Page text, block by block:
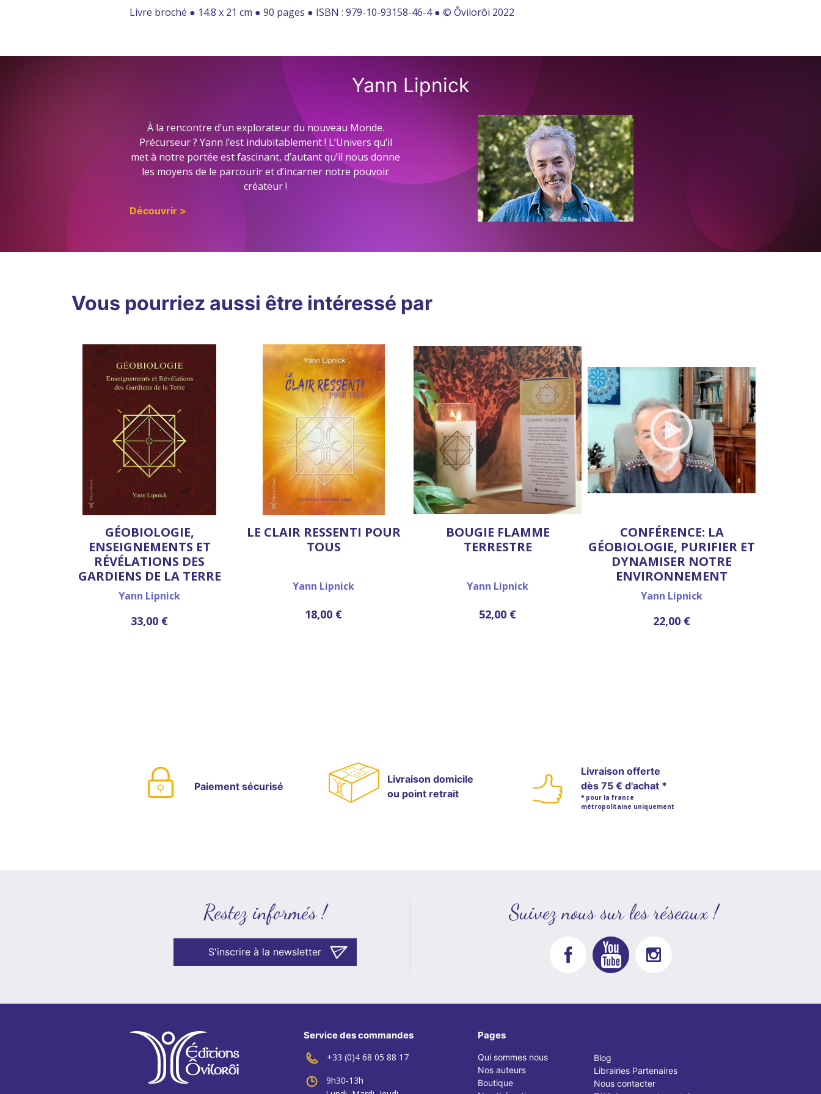
Livre broché ● 14.8 x 21 cm ● 90 pages ● ISBN : 979-10-93158-46-4 ● © Ôvilorôi 2022
Yann Lipnick
À la rencontre d’un explorateur du nouveau Monde.
Précurseur ? Yann l’est indubitablement ! L’Univers qu’il
met à notre portée est fascinant, d’autant qu’il nous donne
les moyens de le parcourir et d’incarner notre pouvoir
créateur !
Découvrir >
Vous pourriez aussi être intéressé par
GÉOBIOLOGIE,
ENSEIGNEMENTS ET
RÉVÉLATIONS DES
GARDIENS DE LA TERRE
Yann Lipnick
33,00 €
LE CLAIR RESSENTI POUR
TOUS
Yann Lipnick
18,00 €
BOUGIE FLAMME
TERRESTRE
Yann Lipnick
52,00 €
CONFÉRENCE: LA
GÉOBIOLOGIE, PURIFIER ET
DYNAMISER NOTRE
ENVIRONNEMENT
Yann Lipnick
22,00 €
Paiement sécurisé
Livraison domicile
ou point retrait
Livraison offerte
dès 75 € d'achat *
* pour la france
métropolitaine uniquement
Restez informés !
S'inscrire à la newsletter
Suivez nous sur les réseaux !
Service des commandes
+33 (0)4 68 05 88 17
9h30-13h
Pages
Qui sommes nous
Nos auteurs
Boutique
Blog
Librairies Partenaires
Nous contacter